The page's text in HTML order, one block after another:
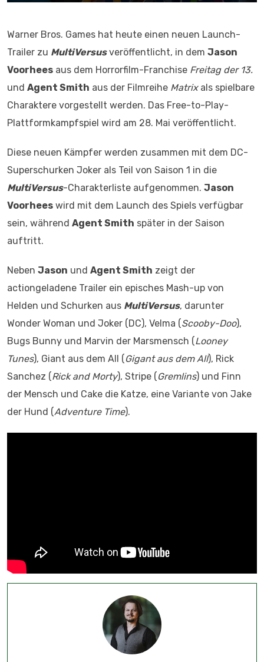
Warner Bros. Games hat heute einen neuen Launch-
Trailer zu MultiVersusveröffentlicht, in dem Jason
Voorhees aus dem Horrorfilm-Franchise Freitag der 13.
und Agent Smith aus der Filmreihe Matrixals spielbare
Charaktere vorgestellt werden. Das Free-to-Play-
Plattformkampfspiel wird am 28. Mai veröffentlicht.
Diese neuen Kämpfer werden zusammen mit dem DC-
Superschurken Joker als Teil von Saison 1 in die
MultiVersus-Charakterliste aufgenommen. Jason
Voorhees wird mit dem Launch des Spiels verfügbar
sein, während Agent Smith später in der Saison
auftritt.
Neben Jason und Agent Smith zeigt der
actiongeladene Trailer ein episches Mash-up von
Helden und Schurken aus MultiVersus, darunter
Wonder Woman und Joker (DC), Velma (Scooby-Doo),
Bugs Bunny und Marvin der Marsmensch (Looney
Tunes), Giant aus dem All (Gigant aus dem All), Rick
Sanchez (Rick and Morty), Stripe (Gremlins) und Finn
der Mensch und Cake die Katze, eine Variante von Jake
der Hund (Adventure Time).